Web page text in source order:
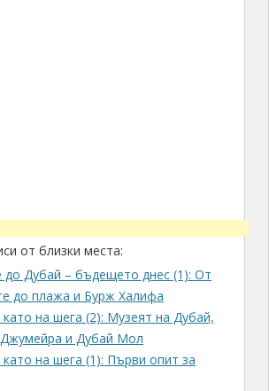
от близки места:
до Дубай – бъдещето днес (1): От
до плажа и Бурж Халифа
на шега (2): Музеят на Дубай,
и Дубай Мол
на шега (1): Първи опит за